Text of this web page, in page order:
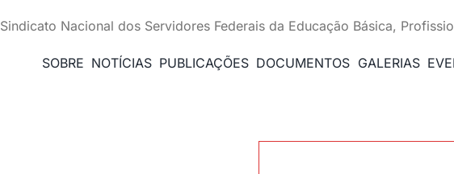
Sindicato Nacional dos Servidores Federais da Educação Básica,
SOBRE NOTÍCIAS PUBLICAÇÕES DOCUMENTOS GALERIAS